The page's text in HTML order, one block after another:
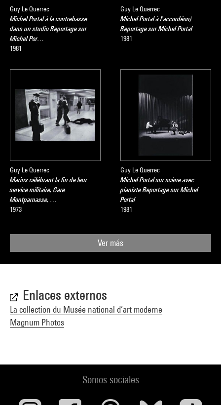
Guy Le Querrec
Michel Portal à la contrebasse
dans un studio Reportage sur
Michel Por…
1981
Guy Le Querrec
Michel Portal à l'accordéon)
Reportage sur Michel Portal
1981
Guy Le Querrec
Marins célébrant la fin de leur
service militaire, Gare
Montparnasse, …
1973
Guy Le Querrec
Michel Portal sur scène avec
pianiste Reportage sur Michel
Portal
1981
Ver más
Enlaces externos
La collection du Musée national d’art moderne
Magnum Photos
Somos sociales